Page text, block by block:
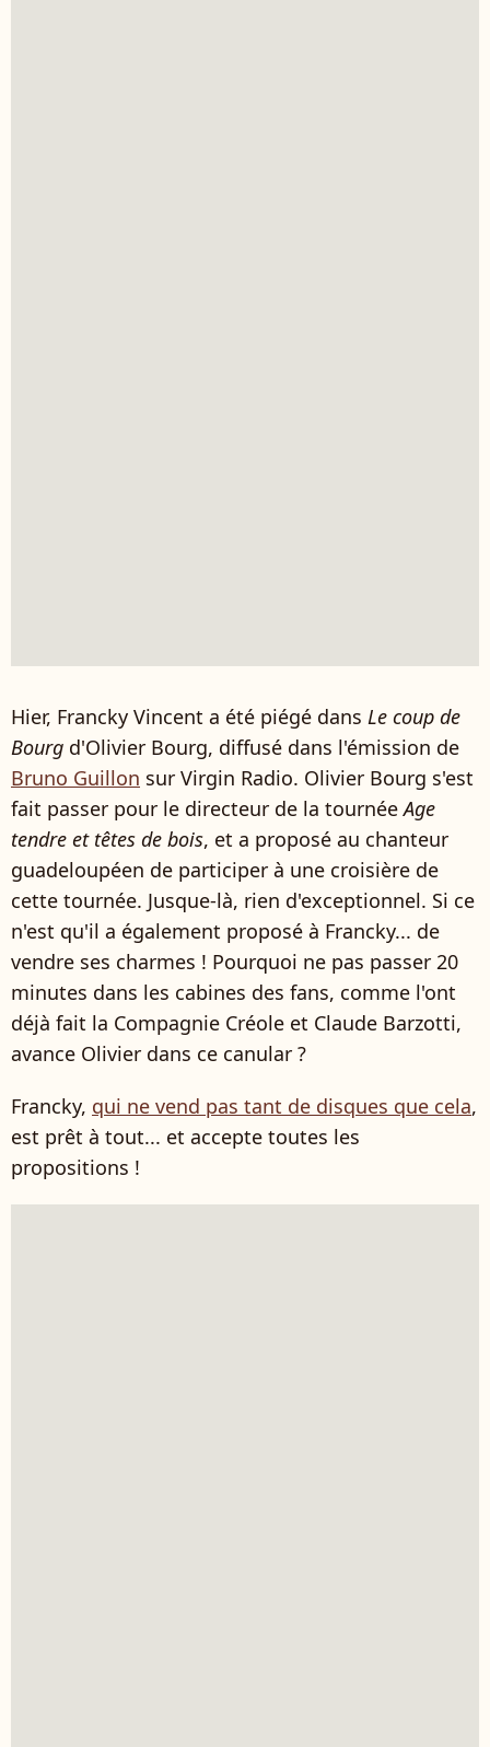
Hier, Francky Vincent a été piégé dans Le coup de
Bourg d'Olivier Bourg, diffusé dans l'émission de
Bruno Guillon sur Virgin Radio. Olivier Bourg s'est
fait passer pour le directeur de la tournéeAge
tendre et têtes de bois, et a proposé au chanteur
guadeloupéen de participer à une croisière de
cette tournée. Jusque-là, rien d'exceptionnel. Si ce
n'est qu'il a également proposé à Francky... de
vendre ses charmes ! Pourquoi ne pas passer 20
minutes dans les cabines des fans, comme l'ont
déjà fait la Compagnie Créole et Claude Barzotti,
avance Olivier dans ce canular ?
Francky, qui ne vend pas tant de disques que cela,
est prêt à tout... et accepte toutes les
propositions !